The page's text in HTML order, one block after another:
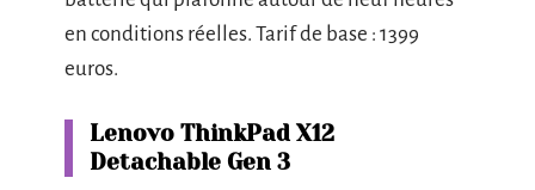
en conditions réelles. Tarif de base : 1399
euros.
Lenovo ThinkPad X12
Detachable Gen 3